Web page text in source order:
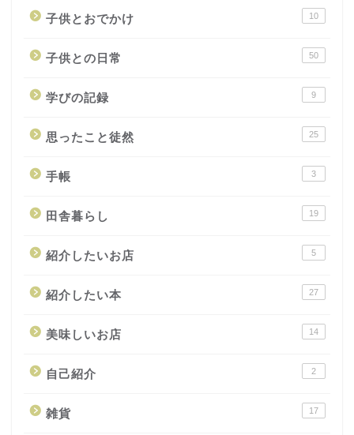
子供とおでかけ 10
子供との日常 50
学びの記録 9
思ったこと徒然 25
手帳 3
田舎暮らし 19
紹介したいお店 5
紹介したい本 27
美味しいお店 14
自己紹介 2
雑貨 17